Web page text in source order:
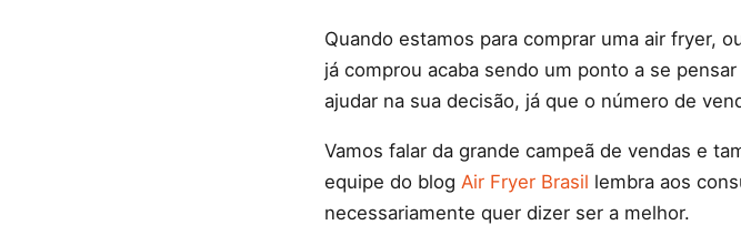
Quando estamos para comprar uma air fryer,
já comprou acaba sendo um ponto a se
ajudar na sua decisão, já que o número de
Vamos falar da grande campeã de vendas e
equipe do blog Air Fryer Brasil lembra aos
necessariamente quer dizer ser a melhor.